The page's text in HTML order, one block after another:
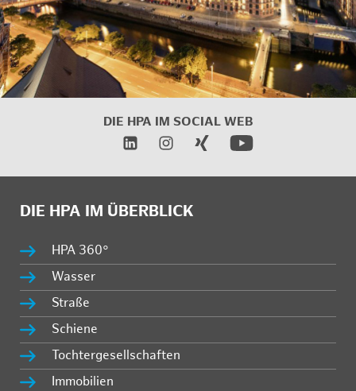
DIE HPA IM SOCIAL WEB
DIE HPA IM ÜBERBLICK
HPA 360°
Wasser
Straße
Schiene
Tochtergesellschaften
Immobilien